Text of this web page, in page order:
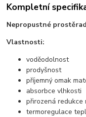
Kompletní
Nepropustné
Vlastnosti:
voděodolnost
prodyšnost
příjemný omak
absorbce vlhkosti
přirozená
termoregulace